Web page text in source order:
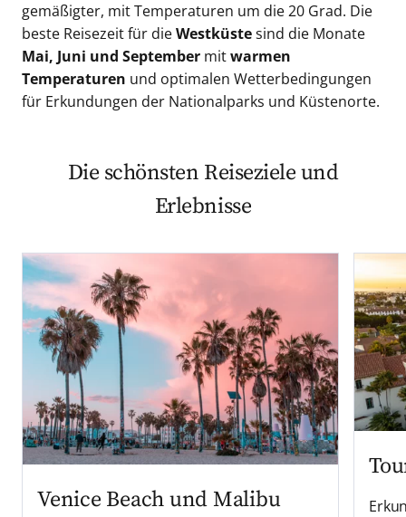
gemäßigter, mit Temperaturen um die 20 Grad. Die
beste Reisezeit für dieWestküstesind die Monate
Mai, Juni und Septembermitwarmen
Temperaturen und optimalen Wetterbedingungen
für Erkundungen der Nationalparks und Küstenorte.
Die schönsten Reiseziele und
Erlebnisse
Venice Beach und Malibu